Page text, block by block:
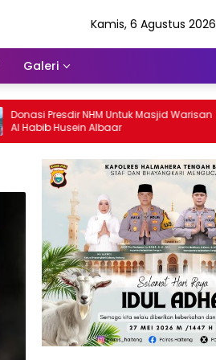
Kamis, 6 Agustus 2026
Galeri
Presdir NHM Untuk Masjid Warisan
Husein Albaar